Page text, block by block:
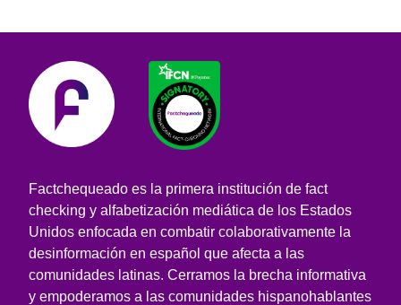
Factchequeado es la primera institución de fact
checking y alfabetización mediática de los Estados
Unidos enfocada en combatir colaborativamente la
desinformación en español que afecta a las
comunidades latinas. Cerramos la brecha informativa
y empoderamos a las comunidades hispanohablantes